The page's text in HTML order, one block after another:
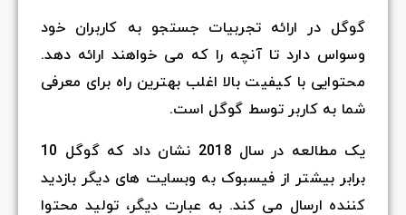
گوگل در ارائه تجربیات جستجو به کاربران خود
وسواس دارد تا آنچه را که می خواهند ارائه دهد.
محتوایی با کیفیت بالا اغلب بهترین راه برای معرفی
شما به کاربر توسط گوگل است.
یک مطالعه در سال 2018نشان داد که گوگل 10
برابر بیشتر از فیسبوک به وبسایت های دیگر بازدید
کننده ارسال می کند. به عبارت دیگر، تولید محتوا